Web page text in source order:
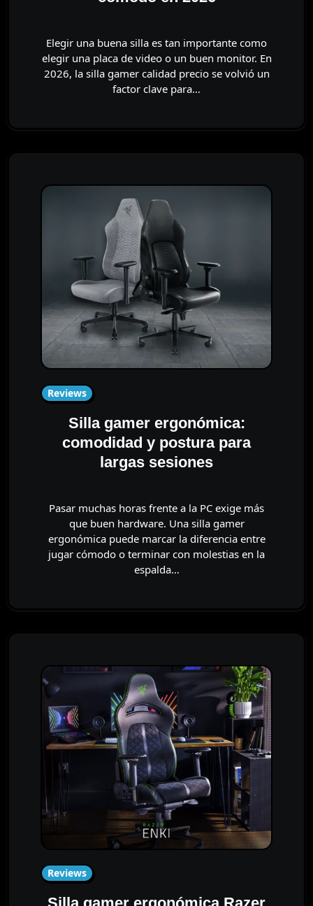
Elegir una buena silla es tan importante como
elegir una placa de video o un buen monitor. En
2026, la silla gamer calidad precio se volvió un
factor clave para…
Reviews
Silla gamer ergonómica:
comodidad y postura para
largas sesiones
Pasar muchas horas frente a la PC exige más
que buen hardware. Una silla gamer
ergonómica puede marcar la diferencia entre
jugar cómodo o terminar con molestias en la
espalda…
Reviews